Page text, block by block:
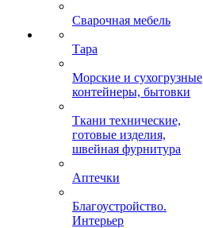
Сварочная мебель
Тара
Морские и сухогрузные
контейнеры, бытовки
Ткани технические,
готовые изделия,
швейная фурнитура
Аптечки
Благоустройство.
Интерьер